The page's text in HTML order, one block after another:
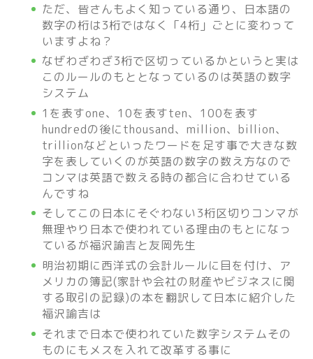
ただ、皆さんもよく知っている通り、日本語の
数字の桁は3桁ではなく「4桁」ごとに変わって
いますよね？
なぜわざわざ3桁で区切っているかというと実は
このルールのもととなっているのは英語の数字
システム
1を表すone、10を表すten、100を表す
hundredの後にthousand、million、billion、
trillionなどといったワードを足す事で大きな数
字を表していくのが英語の数字の数え方なので
コンマは英語で数える時の都合に合わせている
んですね
そしてこの日本にそぐわない3桁区切りコンマが
無理やり日本で使われている理由のもとになっ
ているが福沢諭吉と友岡先生
明治初期に西洋式の会計ルールに目を付け、ア
メリカの簿記(家計や会社の財産やビジネスに関
する取引の記録)の本を翻訳して日本に紹介した
福沢諭吉は
それまで日本で使われていた数字システムその
ものにもメスを入れて改革する事に